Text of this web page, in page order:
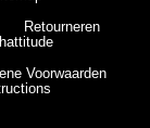
Retourneren
Voorwaarden